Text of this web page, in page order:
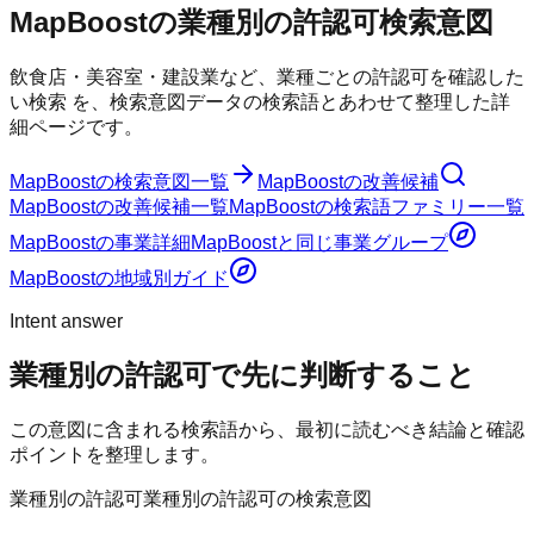
MapBoostの業種別の許認可検索意図
飲食店・美容室・建設業など、業種ごとの許認可を確認した
い検索 を、検索意図データの検索語とあわせて整理した詳
細ページです。
MapBoostの検索意図一覧 MapBoostの改善候補
MapBoostの改善候補一覧MapBoostの検索語ファミリー一覧
MapBoostの事業詳細MapBoostと同じ事業グループ
MapBoostの地域別ガイド
Intent answer
業種別の許認可で先に判断すること
この意図に含まれる検索語から、最初に読むべき結論と確認
ポイントを整理します。
業種別の許認可業種別の許認可の検索意図